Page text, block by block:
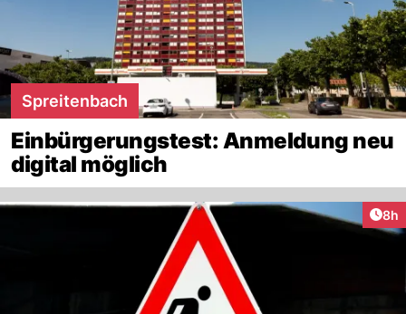
Spreitenbach
Einbürgerungstest: Anmeldung neu
digital möglich
8h